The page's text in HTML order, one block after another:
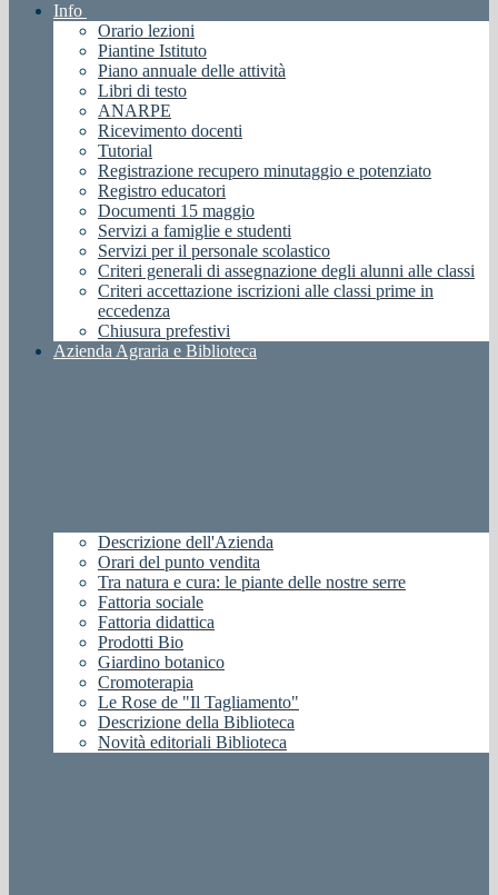
Info
Orario lezioni
Piantine Istituto
Piano annuale delle attività
Libri di testo
ANARPE
Ricevimento docenti
Tutorial
Registrazione recupero minutaggio e potenziato
Registro educatori
Documenti 15 maggio
Servizi a famiglie e studenti
Servizi per il personale scolastico
Criteri generali di assegnazione degli alunni alle classi
Criteri accettazione iscrizioni alle classi prime in
eccedenza
Chiusura prefestivi
Azienda Agraria e Biblioteca
Descrizione dell'Azienda
Orari del punto vendita
Tra natura e cura: le piante delle nostre serre
Fattoria sociale
Fattoria didattica
Prodotti Bio
Giardino botanico
Cromoterapia
Le Rose de "Il Tagliamento"
Descrizione della Biblioteca
Novità editoriali Biblioteca